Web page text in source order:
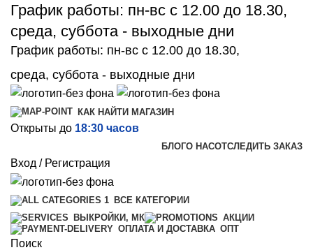
График работы: пн-вс с 12.00 до 18.30,
среда, суббота - выходные дни
График работы: пн-вс с 12.00 до 18.30,
среда, суббота - выходные дни
КАК НАЙТИ МАГАЗИН
Открыты до 18:30 часов
БЛОГО НАСОТСЛЕДИТЬ ЗАКАЗ
Вход / Регистрация
ВСЕ КАТЕГОРИИ
ВЫКРОЙКИ, МК
АКЦИИ
ОПЛАТА И ДОСТАВКА ОПТ
Поиск